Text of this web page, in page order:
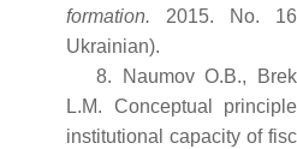
formation. 2015. No.
Ukrainian).
8. Naumov O.B.,
L.M. Conceptual
institutional capacity of